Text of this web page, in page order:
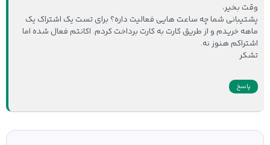
وقت بخیر،
پشتیبانی شما چه ساعت هایی فعالیت داره؟ برای تست یک اشتراک یک
ماهه خریدم و از طریق کارت به کارت برداخت کردم. اکانتم فعال شده اما
اشتراکم هنوز نه.
تشکر
پاسخ